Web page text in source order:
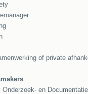
of private
en